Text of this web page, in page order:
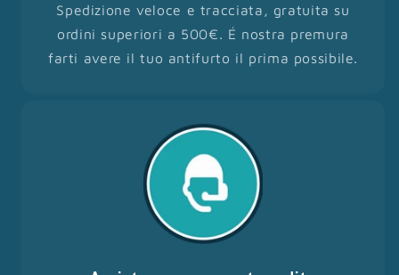
Spedizione veloce e tracciata, gratuita su
ordini superiori a 500€. É nostra premura
farti avere il tuo antifurto il prima possibile.